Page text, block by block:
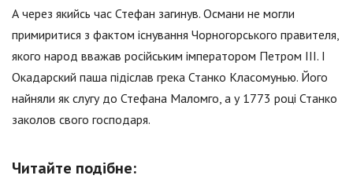
А через якийсь час Стефан загинув. Османи не могли
примиритися з фактом існування Чорногорського правителя,
якого народ вважав російським імператором Петром III. І
Окадарский паша підіслав грека Станко Класомунью. Його
найняли як слугу до Стефана Маломго, а у 1773 році Станко
заколов свого господаря.
Читайте подібне: